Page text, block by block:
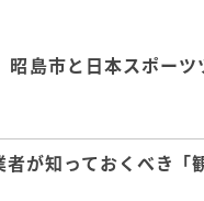
島市と日本スポー
が知っておくべき